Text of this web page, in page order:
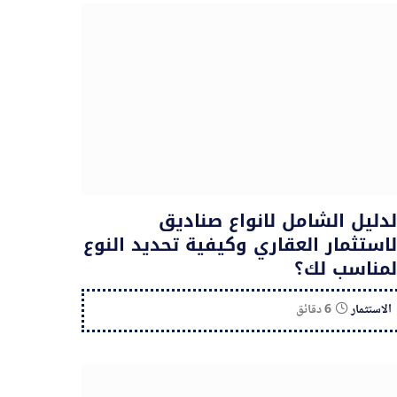
الشامل لانواع صناديق
العقاري وكيفية تحديد النوع
لك؟
الاستثمار 6 دقائق